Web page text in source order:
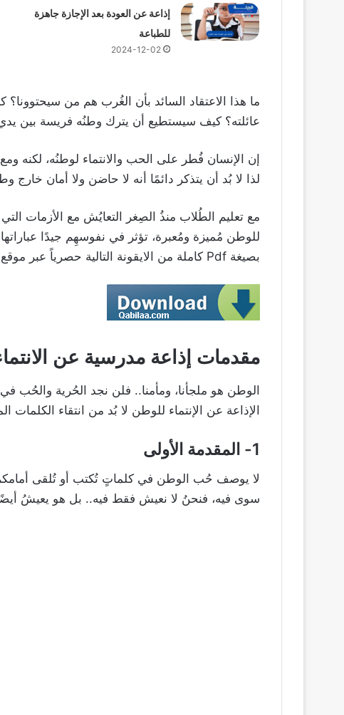
إذاعة عن العودة بعد الإجازة جاهزة
للطباعة
2024-12-02
ما هذا الاعتقاد السائد بأن الغُرب هم من سيحتوونا؟
عائلته؟ كيف سيستطيع أن يترك وطنُه فريسة بين يدي
إن الإنسان فُطر على الحب والانتماء لوطنُه، لكنه
لذا لا بُد أن يتذكر دائمًا أنه لا حاضن ولا أمان خارج
مع تعليم الطُلاب منذُ الصِغر التعايُش مع الأزمات
للوطن مُميزة ومُعبرة، تؤثر في نفوسهِم جيدًا
بصيغة Pdf كاملة من الايقونة التالية حصرياً عبر موقع qabilaa.com :.
مقدمات إذاعة مدرسية عن
الوطن هو ملجأنا، ومأمنا.. فلن نجد الحُرية والحُب
الإذاعة عن الإنتماء للوطن لا بُد من انتقاء الكلمات
1- المقدمة الأولى
لا يوصف حُب الوطن في كلماتٍ تُكتب أو تُلقى
سوى فيه، فنحنُ لا نعيش فقط فيه.. بل هو يعيشُ أيضًا